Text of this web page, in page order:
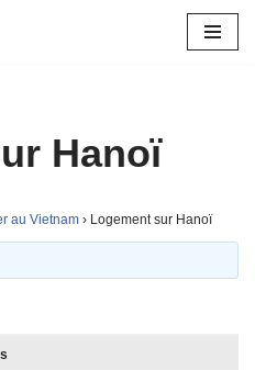
Hanoï
au Vietnam › Logement sur Hanoï